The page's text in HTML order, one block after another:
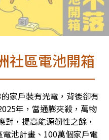
社區電池開箱
家戶裝有光電，背後卻有
年，當通膨夾殺，萬物
，提高能源韌性之餘，
池計畫、100萬個家戶電